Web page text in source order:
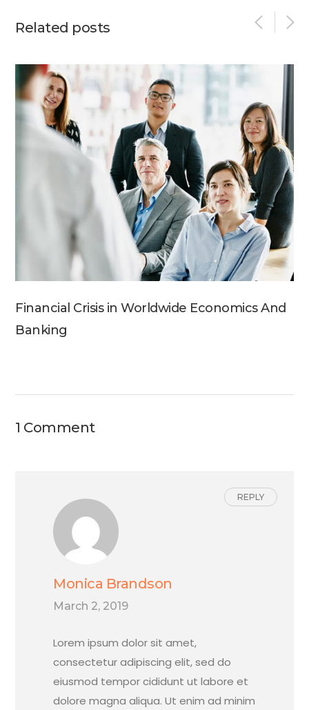
Related posts
Financial Crisis in Worldwide Economics And
Banking
1 Comment
Monica Brandson
March 2, 2019
Lorem ipsum dolor sit amet,
consectetur adipiscing elit, sed do
eiusmod tempor cididunt ut labore et
dolore magna aliqua. Ut enim ad minim
REPLY